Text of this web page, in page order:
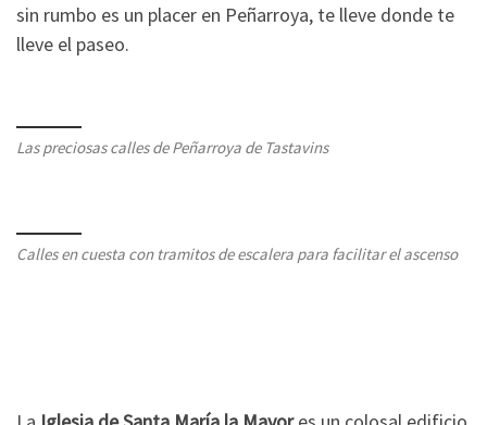
sin rumbo es un placer en Peñarroya, te lleve donde te
lleve el paseo.
Las preciosas calles de Peñarroya de Tastavins
Calles en cuesta con tramitos de escalera para facilitar el ascenso